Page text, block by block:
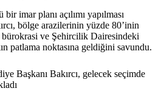
imar planı açılımı yapılması
bölge arazilerinin yüzde 80’inin
ve Şehircilik Dairesindeki
patlama noktasına geldiğini savundu.
Başkanı Bakırcı, gelecek seçimde